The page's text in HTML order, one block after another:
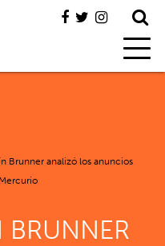
Brunner analizó los anuncios